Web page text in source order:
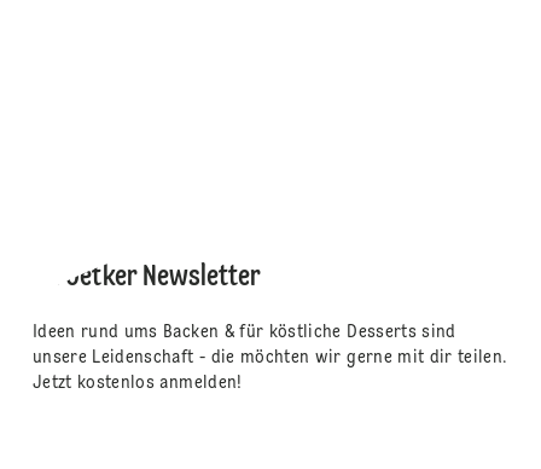
Dr. Oetker Newsletter
Ideen rund ums Backen & für köstliche Desserts sind
unsere Leidenschaft - die möchten wir gerne mit dir teilen.
Jetzt kostenlos anmelden!